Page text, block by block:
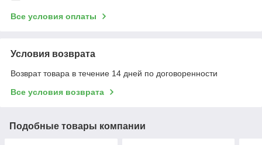
Все условия оплаты
Условия возврата
Возврат товара в течение 14 дней по договоренности
Все условия возврата
Подобные товары компании